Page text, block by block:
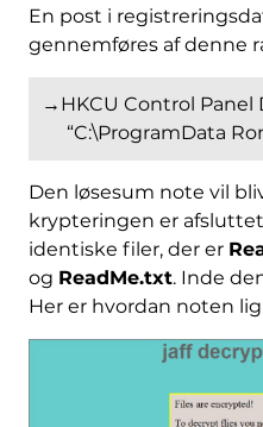
En post i
gennemføres af denne
→HKCU Control Panel
“C:\ProgramData
Den løsesum note vil
krypteringen er
identiske filer, der er
og ReadMe.txt. Inde
Her er hvordan noten